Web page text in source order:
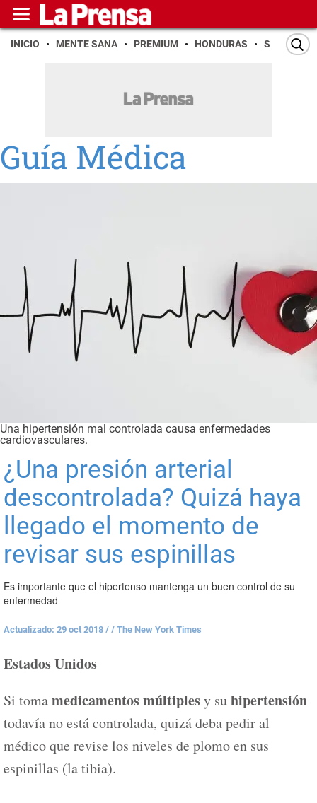
INICIO MENTE SANA PREMIUM HONDURAS SAN PEDRO
Guía Médica
Una hipertensión mal controlada causa enfermedades
cardiovasculares.
¿Una presión arterial
descontrolada? Quizá haya
llegado el momento de
revisar sus espinillas
Es importante que el hipertenso mantenga un buen control de su
enfermedad
Actualizado: 29 oct 2018 / / The New York Times
Estados Unidos
Si tomamedicamentos múltiplesy suhipertensión
todavía no está controlada, quizá deba pedir al
médico que revise los niveles de plomo en sus
espinillas (la tibia).